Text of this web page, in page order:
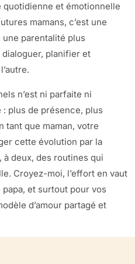
quotidienne et émotionnelle
mamans, c’est une
parentalité plus
planifier et
n’est ni parfaite ni
plus de présence, plus
tant que maman, votre
cette évolution par la
deux, des routines qui
Croyez-moi, l’effort en vaut
et surtout pour vos
d’amour partagé et